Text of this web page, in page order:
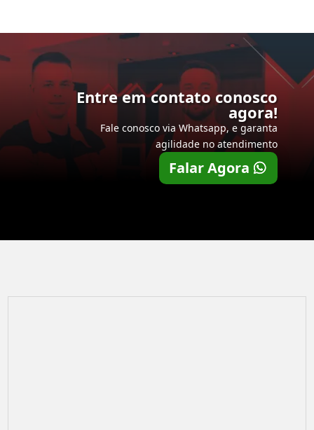
Entre em contato conosco
agora!
Fale conosco via Whatsapp, e garanta
agilidade no atendimento
Falar Agora